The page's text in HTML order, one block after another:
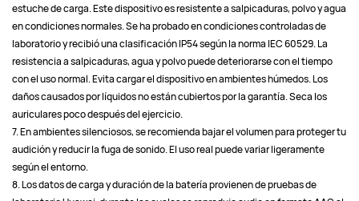
estuche de carga. Este dispositivo es resistente a salpicaduras, polvo y agua
en condiciones normales. Se ha probado en condiciones controladas de
laboratorio y recibió una clasificación IP54 según la norma IEC 60529. La
resistencia a salpicaduras, agua y polvo puede deteriorarse con el tiempo
con el uso normal. Evita cargar el dispositivo en ambientes húmedos. Los
daños causados ​​por líquidos no están cubiertos por la garantía. Seca los
auriculares poco después del ejercicio.
7. En ambientes silenciosos, se recomienda bajar el volumen para proteger tu
audición y reducir la fuga de sonido. El uso real puede variar ligeramente
según el entorno.
8. Los datos de carga y duración de la batería provienen de pruebas de